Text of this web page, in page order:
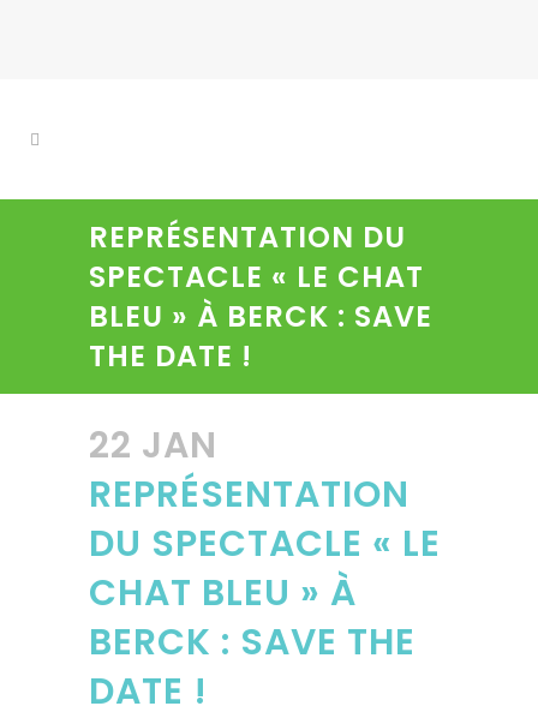
REPRÉSENTATION DU
SPECTACLE « LE CHAT
BLEU » À BERCK : SAVE
THE DATE !
22 JAN
REPRÉSENTATION
DU SPECTACLE « LE
CHAT BLEU » À
BERCK : SAVE THE
DATE !